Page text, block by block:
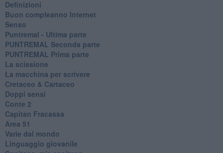
Definizioni
​Buon compleanno Internet
Senso
Puntremal - Ultima parte
PUNTREMAL Seconda parte
​PUNTREMAL Prima parte
La scissione
La macchina per scrivere
Cretaceo & Cartaceo
Doppi sensi
​Conte 2
​Capitan Fracassa
​Area 51
Varie dal mondo
​Linguaggio giovanile